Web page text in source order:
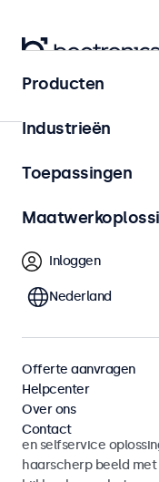
Kiosks & Self-Service
Monitoren en
selfservice
Monitoren en
en selfservice
haarscherp beeld
Producten
Industrieën
Toepassingen
Inloggen
Nederland
Offerte aanvragen
Helpcenter
Over ons
Contact